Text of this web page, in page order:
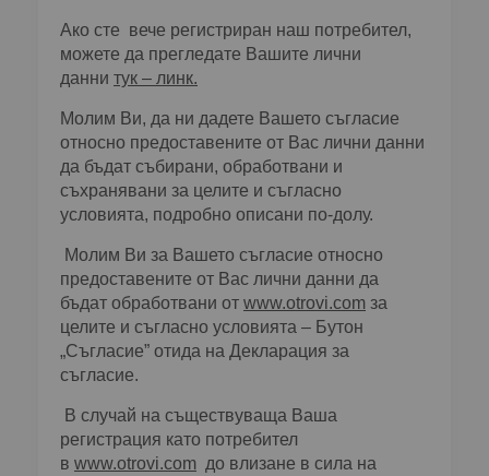
Ако сте вече регистриран наш потребител,
можете да прегледате Вашите лични
данни тук – линк.
Молим Ви, да ни дадете Вашето съгласие
относно предоставените от Вас лични данни
да бъдат събирани, обработвани и
съхранявани за целите и съгласно
условията, подробно описани по-долу.
Молим Ви за Вашето съгласие относно
предоставените от Вас лични данни да
бъдат обработвани от www.otrovi.com за
целите и съгласно условията – Бутон
„Съгласие” отида на Декларация за
съгласие.
В случай на съществуваща Ваша
регистрация като потребител
в www.otrovi.com до влизане в сила на